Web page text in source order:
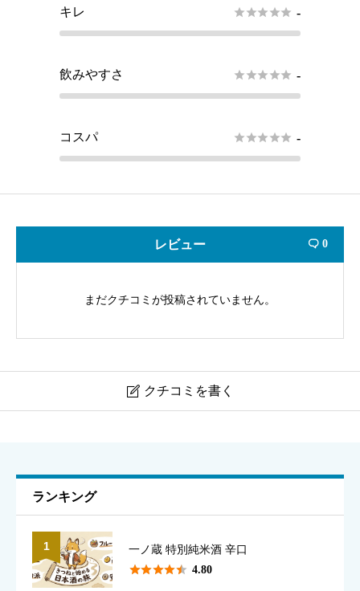
キレ  -
飲みやすさ  -
コスパ  -
レビュー  0
まだクチコミが投稿されていません。
 クチコミを書く
表示名として使用されます（本名でなくて構いません）
ランキング
1 一ノ蔵 特別純米酒 辛口
 4.80